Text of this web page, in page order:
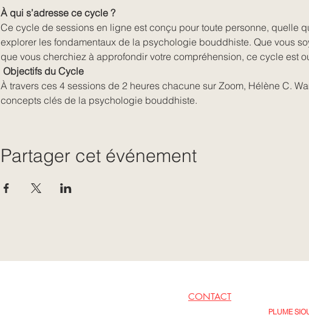
À qui s’adresse ce cycle ?
Ce cycle de sessions en ligne est conçu pour toute personne, quelle
explorer les fondamentaux de la psychologie bouddhiste. Que vous
que vous cherchiez à approfondir votre compréhension, ce cycle est
Objectifs du Cycle
À travers ces 4 sessions de 2 heures chacune sur Zoom, Hélène C.
concepts clés de la psychologie bouddhiste.
Partager cet événement
CONTACT
PLUME